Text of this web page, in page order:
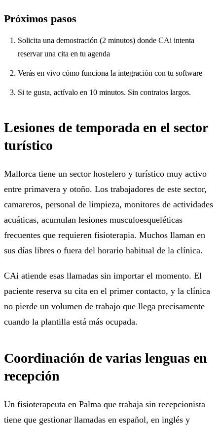
Próximos pasos
Solicita una demostración (2 minutos) donde CAi intenta
reservar una cita en tu agenda
Verás en vivo cómo funciona la integración con tu software
Si te gusta, actívalo en 10 minutos. Sin contratos largos.
Lesiones de temporada en el sector
turístico
Mallorca tiene un sector hostelero y turístico muy activo
entre primavera y otoño. Los trabajadores de este sector,
camareros, personal de limpieza, monitores de actividades
acuáticas, acumulan lesiones musculoesqueléticas
frecuentes que requieren fisioterapia. Muchos llaman en
sus días libres o fuera del horario habitual de la clínica.
CAi atiende esas llamadas sin importar el momento. El
paciente reserva su cita en el primer contacto, y la clínica
no pierde un volumen de trabajo que llega precisamente
cuando la plantilla está más ocupada.
Coordinación de varias lenguas en
recepción
Un fisioterapeuta en Palma que trabaja sin recepcionista
tiene que gestionar llamadas en español, en inglés y